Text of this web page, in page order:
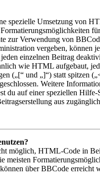
spezielle Umsetzung von
zur Verwendung von
vergeben, können
einzelnen Beitrag
wie HTML aufgebaut,
(„[“ und „]“) statt spitzen
Weitere
du auf einer speziellen Hilfe-
aus
möglich, HTML-Code in
meisten
über BBCode erreicht